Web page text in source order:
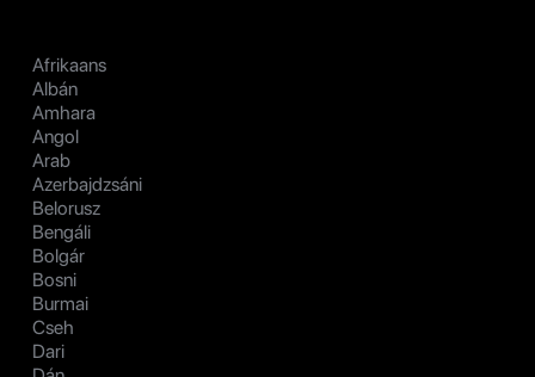
Afrikaans
Albán
Amhara
Angol
Arab
Azerbajdzsáni
Belorusz
Bengáli
Bolgár
Bosni
Burmai
Cseh
Dari